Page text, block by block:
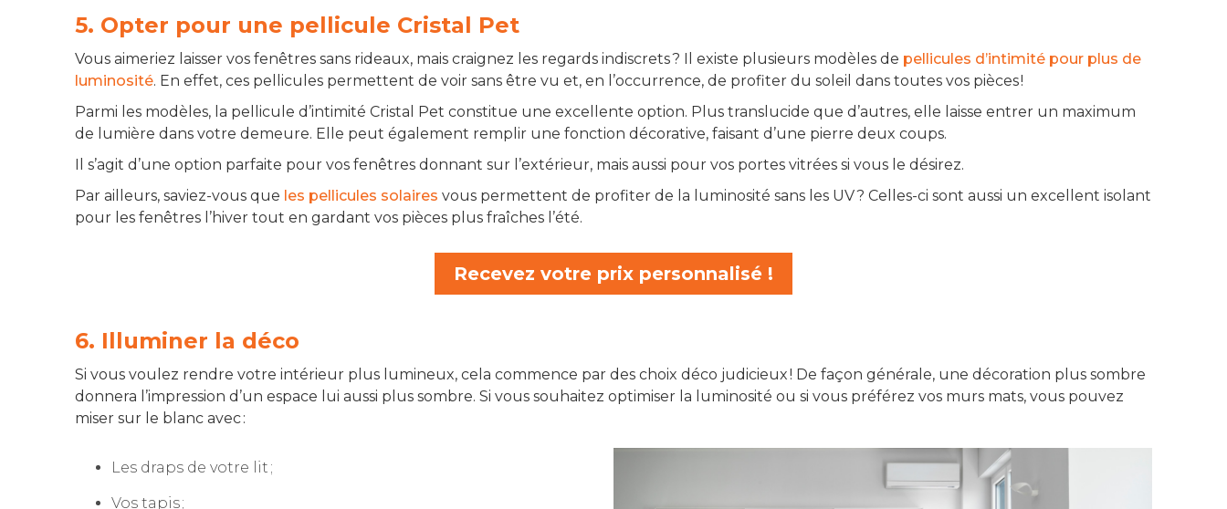
5. Opter pour une pellicule Cristal Pet
Vous aimeriez laisser vos fenêtres sans rideaux, mais craignez les regards indiscrets ? Il existe plusieurs modèles de pellicules d’intimité pour plus de
luminosité. En effet, ces pellicules permettent de voir sans être vu et, en l’occurrence, de profiter du soleil dans toutes vos pièces !
Parmi les modèles, la pellicule d’intimité Cristal Pet constitue une excellente option. Plus translucide que d’autres, elle laisse entrer un maximum
de lumière dans votre demeure. Elle peut également remplir une fonction décorative, faisant d’une pierre deux coups.
Il s’agit d’une option parfaite pour vos fenêtres donnant sur l’extérieur, mais aussi pour vos portes vitrées si vous le désirez.
Par ailleurs, saviez-vous que les pellicules solaires vous permettent de profiter de la luminosité sans les UV ? Celles-ci sont aussi un excellent isolant
pour les fenêtres l’hiver tout en gardant vos pièces plus fraîches l’été.
Recevez votre prix personnalisé !
6. Illuminer la déco
Si vous voulez rendre votre intérieur plus lumineux, cela commence par des choix déco judicieux ! De façon générale, une décoration plus sombre
donnera l’impression d’un espace lui aussi plus sombre. Si vous souhaitez optimiser la luminosité ou si vous préférez vos murs mats, vous pouvez
miser sur le blanc avec :
Les draps de votre lit ;
Vos tapis ;